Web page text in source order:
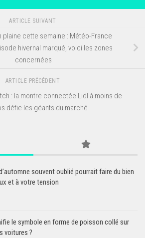
ARTICLE SUIVANT
plaine cette semaine : Météo-France
hivernal marqué, voici les zones
concernées
ARTICLE PRÉCÉDENT
: la montre connectée Lidl à moins de
défie les géants du marché
souvent oublié pourrait faire du bien
et à votre tension
le symbole en forme de poisson collé sur
voitures ?